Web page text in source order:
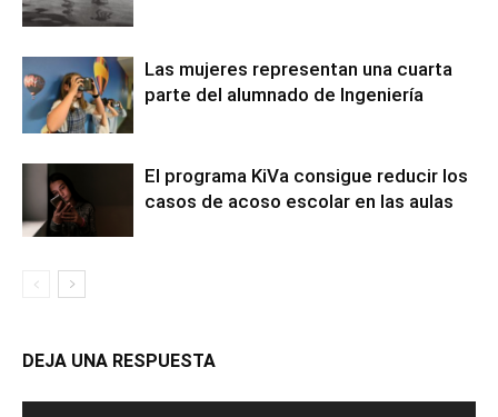
Las mujeres representan una cuarta
parte del alumnado de Ingeniería
El programa KiVa consigue reducir los
casos de acoso escolar en las aulas
DEJA UNA RESPUESTA